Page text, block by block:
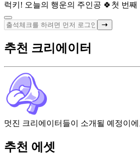
럭키! 오늘의 행운의 주인공 🍀 첫 번째
추천 크리에이터
멋진 크리에이터들이 소개될 예정이
추천 에셋